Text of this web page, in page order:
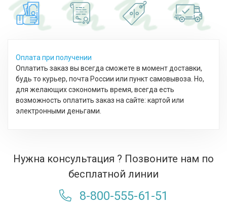
Оплата при получении
Оплатить заказ вы всегда сможете в момент доставки,
будь то курьер, почта России или пункт самовывоза. Но,
для желающих сэкономить время, всегда есть
возможность оплатить заказ на сайте: картой или
электронными деньгами.
Нужна консультация ? Позвоните нам по
бесплатной линии
8-800-555-61-51